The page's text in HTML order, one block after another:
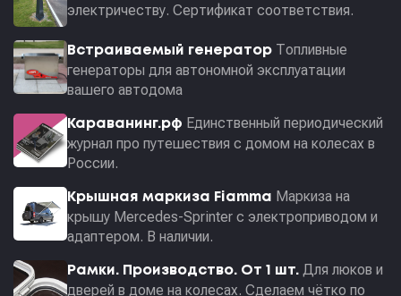
электричеству. Сертификат соответствия.
Встраиваемый генератор Топливные
генераторы для автономной эксплуатации
вашего автодома
Караванинг.рф Единственный периодический
журнал про путешествия с домом на колесах в
России.
Крышная маркиза Fiamma Маркиза на
крышу Mercedes-Sprinter с электроприводом и
адаптером. В наличии.
Рамки. Производство. От 1 шт. Для люков и
дверей в доме на колесах. Сделаем чётко по